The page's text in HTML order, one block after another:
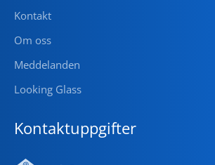
Kontakt
Om oss
Meddelanden
Looking Glass
Kontaktuppgifter